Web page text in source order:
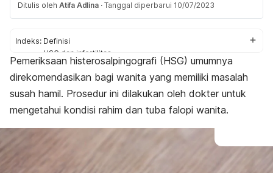
Ditulis oleh Atifa Adlina · Tanggal diperbarui 10/07/2023
Indeks: Definisi
HSG dan infertilitas
Persiapan
Prosedur
Efek samping
Arti hasil tes
Pemeriksaan histerosalpingografi (HSG) umumnya
direkomendasikan bagi wanita yang memiliki masalah
susah hamil. Prosedur ini dilakukan oleh dokter untuk
mengetahui kondisi rahim dan tuba falopi wanita.